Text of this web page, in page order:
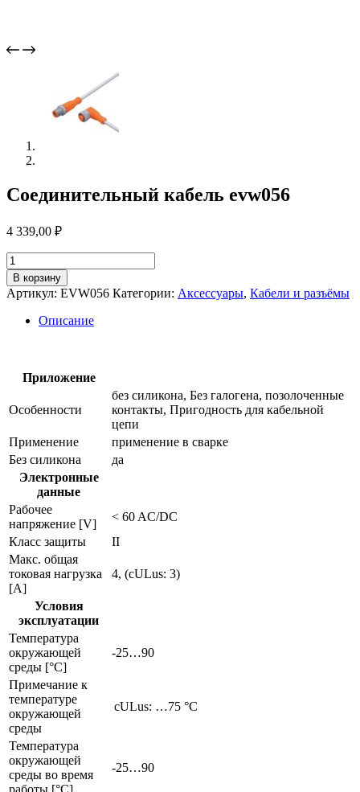
Соединительный кабель evw056
4 339,00 ₽
Количество
товара
Соединительный
кабель
evw056
В корзину
Артикул: EVW056 Категории: Аксессуары, Кабели и разъёмы
Описание
Приложение
Особенности
без силикона, Без галогена, позолоченные
контакты, Пригодность для кабельной
цепи
Применение
применение в сварке
Без силикона
да
Электронные
данные
Рабочее
напряжение [V]
< 60 AC/DC
Класс защиты
II
Макс. общая
токовая нагрузка
[A]
4, (cULus: 3)
Условия
эксплуатации
Температура
окружающей
среды [°C]
-25…90
Примечание к
температуре
окружающей
среды
cULus: …75 °C
Температура
окружающей
среды во время
работы [°C]
-25…90